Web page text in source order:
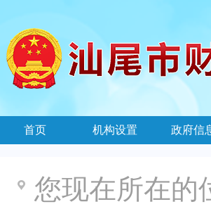
首页 机构设置 政府信
您现在所在的